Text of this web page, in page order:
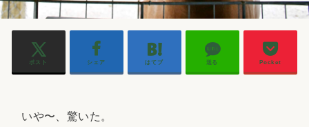
ポスト シェア はてブ 送る Pocket
いや〜、驚いた。